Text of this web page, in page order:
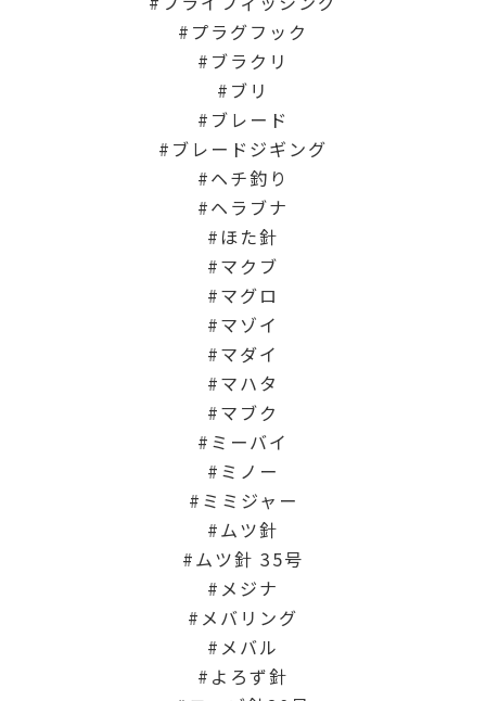
プラグフック
ブラクリ
ブリ
ブレード
ブレードジギング
ヘチ釣り
ヘラブナ
ほた針
マクブ
マグロ
マゾイ
マダイ
マハタ
マブク
ミーバイ
ミノー
ミミジャー
ムツ針
ムツ針 35号
メジナ
メバリング
メバル
よろず針